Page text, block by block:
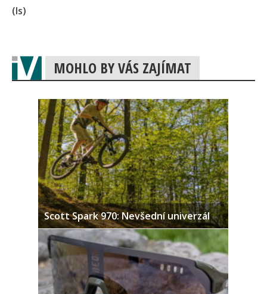
(ls)
MOHLO BY VÁS ZAJÍMAT
Scott Spark 970: Nevšední univerzál